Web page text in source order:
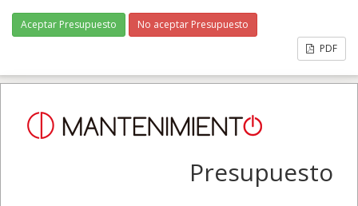
Aceptar Presupuesto
No aceptar Presupuesto
PDF
Presupuesto